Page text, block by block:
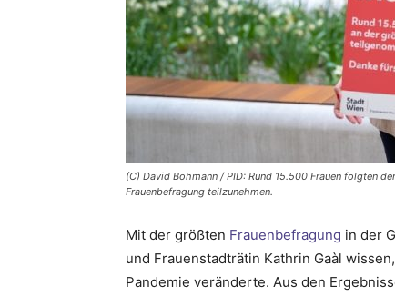
(C) David Bohmann / PID: Rund 15.500 Frauen folgten
Frauenbefragung teilzunehmen.
Mit der größten Frauenbefragung in der
und Frauenstadträtin Kathrin Gaàl
Pandemie veränderte. Aus den